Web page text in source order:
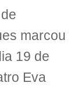
marcou
19 de
Eva